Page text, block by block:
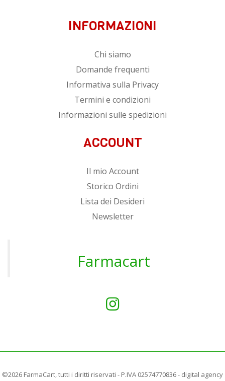
INFORMAZIONI
Chi siamo
Domande frequenti
Informativa sulla Privacy
Termini e condizioni
Informazioni sulle spedizioni
ACCOUNT
Il mio Account
Storico Ordini
Lista dei Desideri
Newsletter
Farmacart
©2026 FarmaCart, tutti i diritti riservati - P.IVA 02574770836 - digital agency